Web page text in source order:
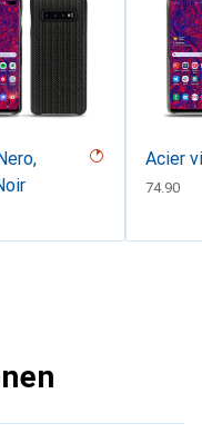
Acier
CHF
74.90